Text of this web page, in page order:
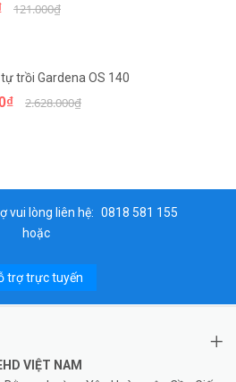
121.000₫
trồi Gardena OS 140
2.628.000₫
vui lòng liên hệ: 0818 581 155
hoặc
trợ trực tuyến
VIỆT NAM